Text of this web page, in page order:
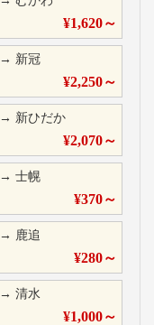
¥1,620～
→ 新冠
¥2,250～
→ 新ひだか
¥2,070～
→士幌
¥370～
→ 鹿追
¥280～
→清水
¥1,000～